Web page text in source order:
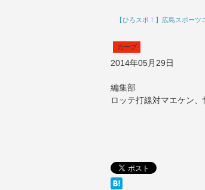
【ひろスポ！】広島スポーツ
カープ
2014年05月29日
編集部
ロッテ打線対マエケン